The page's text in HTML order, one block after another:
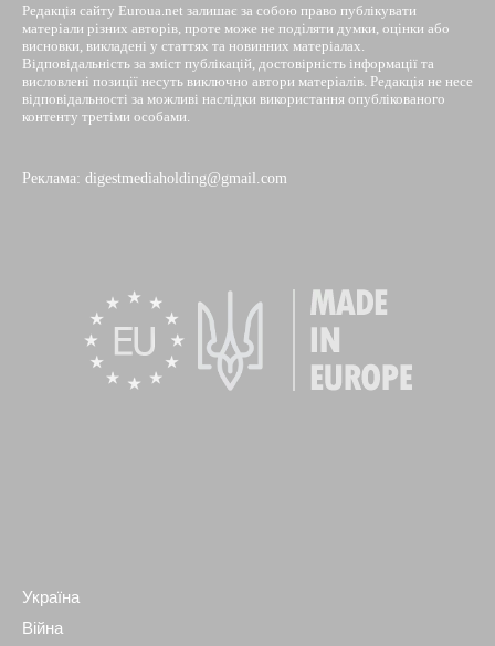
Редакція сайту Euroua.net залишає за собою право публікувати
матеріали різних авторів, проте може не поділяти думки, оцінки або
висновки, викладені у статтях та новинних матеріалах.
Відповідальність за зміст публікацій, достовірність інформації та
висловлені позиції несуть виключно автори матеріалів. Редакція не несе
відповідальності за можливі наслідки використання опублікованого
контенту третіми особами.
Реклама: digestmediaholding@gmail.com
Україна
Війна